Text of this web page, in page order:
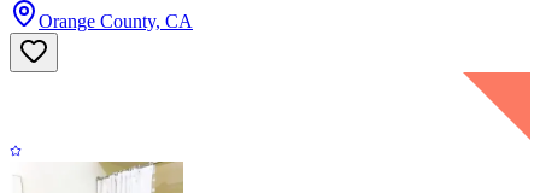
Orange County, CA